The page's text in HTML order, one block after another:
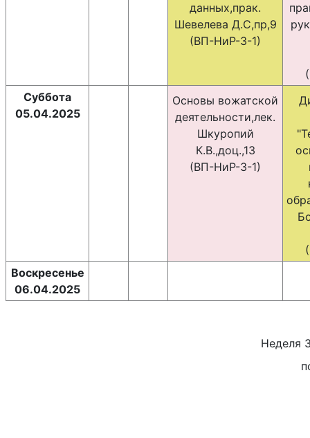
данных,прак.
Шевелева Д.С,пр,9
(ВП-НиР-3-1)
Суббота
05.04.2025
Основы вожатской
деятельности,лек.
Шкуропий
К.В.,доц.,13
(ВП-НиР-3-1)
Воскресенье
06.04.2025
Неделя